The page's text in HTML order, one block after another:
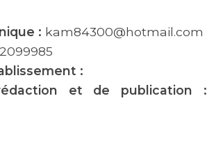
: kam84300@hotmail.com
:
et de publication :